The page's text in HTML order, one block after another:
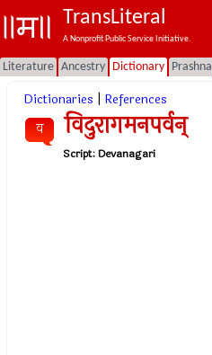
TransLiteral
A Nonprofit Public Service Initiative.
Literature Ancestry Dictionary Prashna
Dictionaries References
व विदुरागमनपर्वन्
Script:Devanagari